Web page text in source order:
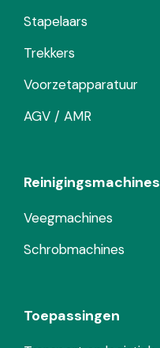
Stapelaars
Trekkers
Voorzetapparatuur
AGV / AMR
Reinigingsmachines
Veegmachines
Schrobmachines
Toepassingen